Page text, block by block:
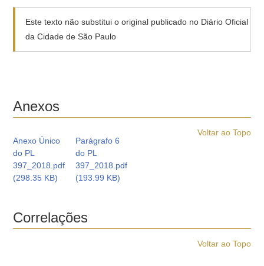
Este texto não substitui o original publicado no Diário Oficial
da Cidade de São Paulo
Anexos
Voltar ao Topo
Anexo Único
do PL
397_2018.pdf
(298.35 KB)
Parágrafo 6
do PL
397_2018.pdf
(193.99 KB)
Correlações
Voltar ao Topo